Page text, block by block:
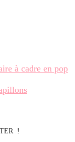
à cadre en pop
!